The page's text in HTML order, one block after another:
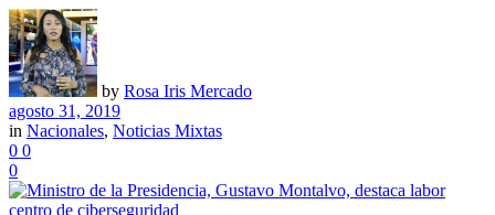
by Rosa Iris Mercado
agosto 31, 2019
in Nacionales, Noticias Mixtas
0 0
0